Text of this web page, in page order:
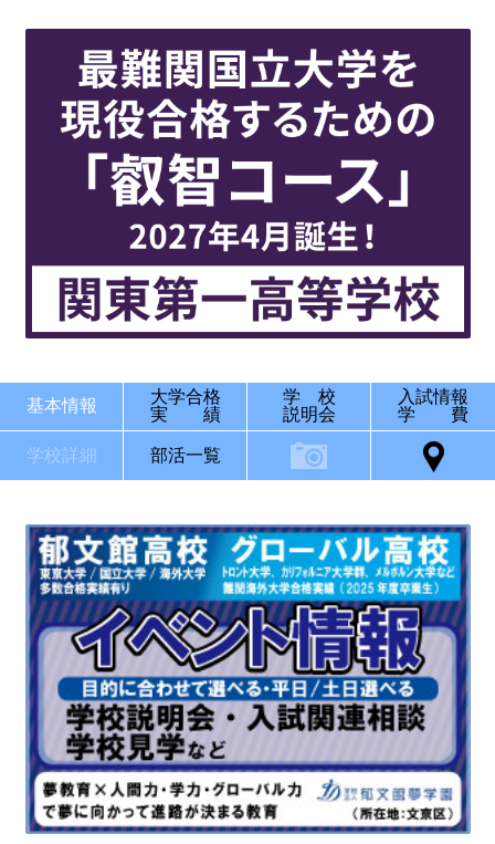
基本情報
大学合格
実 績
学 校
説明会
入試情報
学 費
学校詳細 部活一覧